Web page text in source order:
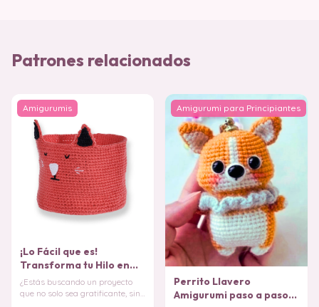
Patrones relacionados
Amigurumis
¡Lo Fácil que es!
Transforma tu Hilo en
esta Cesta de Gatuna
PATRÓN
¿Estás buscando un proyecto
que no solo sea gratificante, sino
Amigurumi para Principiantes
Perrito Llavero
Amigurumi paso a paso